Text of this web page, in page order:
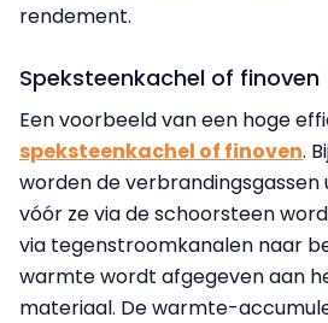
rendement.
Speksteenkachel of finoven
Een voorbeeld van een hoge
speksteenkachel of finoven.
worden de verbrandingsgassen
vóór ze via de schoorsteen
via tegenstroomkanalen naar
warmte wordt afgegeven aan
materiaal. De warmte-